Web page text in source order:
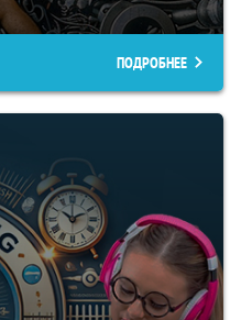
ПОДРОБНЕЕ